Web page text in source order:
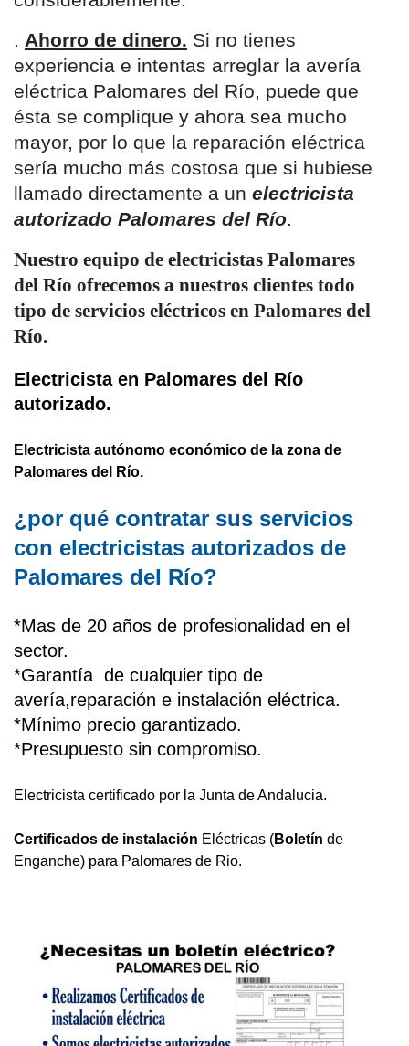
. Ahorro de dinero. Si no tienes
experiencia e intentas arreglar la avería
eléctrica Palomares del Río, puede que
ésta se complique y ahora sea mucho
mayor, por lo que la reparación eléctrica
sería mucho más costosa que si hubiese
llamado directamente a un electricista
autorizado Palomares del Río.
Nuestro equipo de electricistas Palomares
del Río ofrecemos a nuestros clientes todo
tipo de servicios eléctricos en Palomares del
Río.
Electricista en Palomares del Río
autorizado.
Electricista autónomo económico de la zona de
Palomares del Río.
¿por qué contratar sus servicios
con electricistas autorizados de
Palomares del Río?
*Mas de 20 años de profesionalidad en el
sector.
*Garantía de cualquier tipo de
avería,reparación e instalación eléctrica.
*Mínimo precio garantizado.
*Presupuesto sin compromiso.
Electricista certificado por la Junta de Andalucia.
Certificados de instalación Eléctricas (Boletín de
Enganche) para Palomares de Rio.